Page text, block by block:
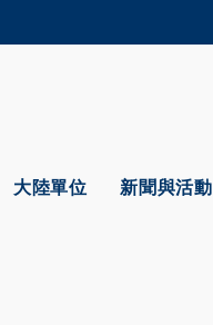
大陸單位 新聞與活動